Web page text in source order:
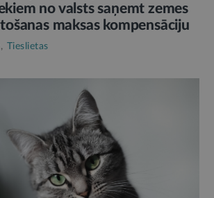
no valsts saņemt zemes
maksas kompensāciju
Tieslietas